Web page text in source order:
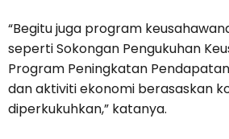
“Begitu juga program
seperti Sokongan Pengukuhan
Program Peningkatan
dan aktiviti ekonomi berasaskan
diperkukuhkan,” katanya.